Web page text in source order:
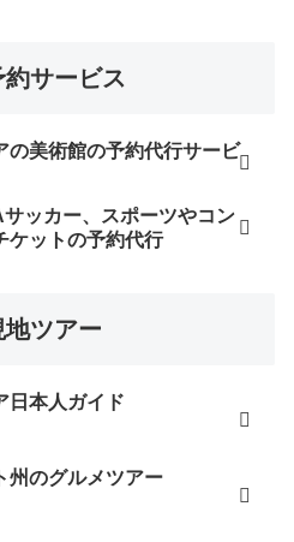
サービス
の美術館の予約代行サービ
ッカー、スポーツやコン
ケットの予約代行
ツアー
日本人ガイド
州のグルメツアー